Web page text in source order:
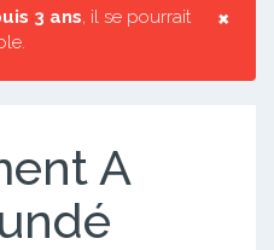
×
3 ans, il se pourrait
A